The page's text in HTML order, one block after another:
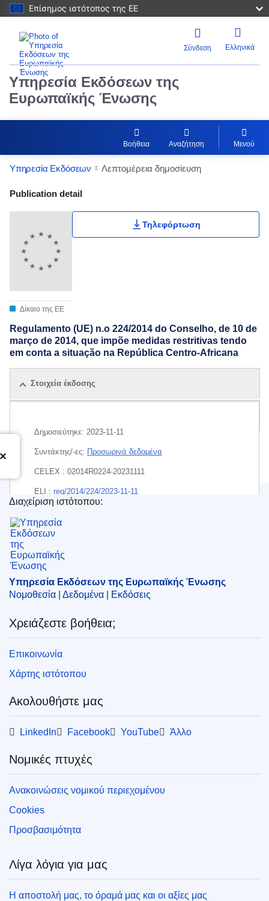
Επίσημος ιστότοπος της ΕΕ
Σύνδεση Ελληνικά
Υπηρεσία Εκδόσεων της
Ευρωπαϊκής Ένωσης
Βοήθεια Αναζήτηση Μενού
Υπηρεσία Εκδόσεων Λεπτομέρεια δημοσίευση
Publication Detail Actions Portlet
Publication detail
Δίκαιο της ΕΕ
Τηλεφόρτωση
Regulamento (UE) n.o 224/2014 do Conselho, de 10 de
março de 2014, que impõe medidas restritivas tendo
em conta a situação na República Centro-Africana
Στοιχεία έκδοσης
Δημοσιεύτηκε: 2023-11-11
Συντάκτης/-ες: Προσωρινά δεδομένα
CELEX : 02014R0224-20231111
ELI : reg/2014/224/2023-11-11
EDITION : 5a9480c7-c274-11ed-a05c-01aa75ed71a1
EDITION : 53a7940f-db5f-11ec-a95f-01aa75ed71a1
EDITION : 66204dcb-951c-11ee-b164-01aa75ed71a1
EDITION : 05e24414-95f7-11ef-a130-01aa75ed71a1
Υπηρεσία Εκδόσεων της Ευρωπαϊκής Ένωσης
Διαχείριση ιστότοπου:
Υπηρεσία Εκδόσεων της Ευρωπαϊκής Ένωσης
Νομοθεσία | Δεδομένα | Εκδόσεις
Χρειάζεστε βοήθεια;
Επικοινωνία
Χάρτης ιστότοπου
Ακολουθήστε μας
LinkedIn Facebook YouTube Άλλο
Νομικές πτυχές
Ανακοινώσεις νομικού περιεχομένου
Cookies
Προσβασιμότητα
Λίγα λόγια για μας
Η αποστολή μας, το όραμά μας και οι αξίες μας